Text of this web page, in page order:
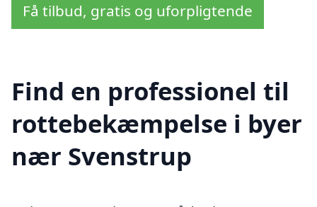
Få tilbud, gratis og uforpligtende
Find en professionel til
rottebekæmpelse i byer
nær Svenstrup